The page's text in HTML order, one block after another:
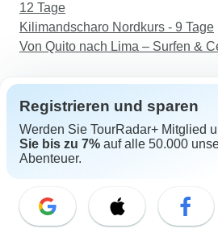
12 Tage
Kilimandscharo Nordkurs - 9 Tage
Von Quito nach Lima – Surfen &
Support
Kontakt
Schweiz +41 225 183 195
E-Mail: support@tourradar.com
Registrieren und sparen
Werden Sie TourRadar+ Mitglied
Sie bis zu 7% auf alle 50.000
Abenteuer.